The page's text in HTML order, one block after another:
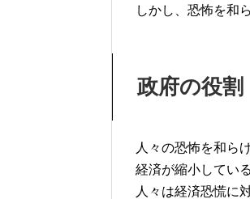
しかし、恐怖を和
政府の役割
人々の恐怖を和ら
経済が縮小してい
人々は経済恐慌に